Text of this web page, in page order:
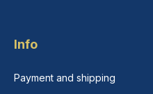
Info
Payment and shipping